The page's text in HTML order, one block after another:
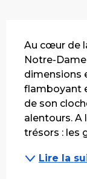
Au cœur de
Notre-
dimensions
flamboyant
de son
alentours. A
trésors : les
Lire la